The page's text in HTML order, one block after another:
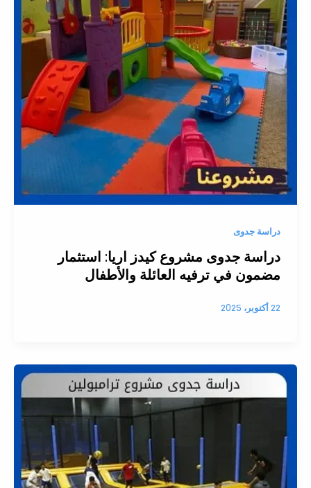
دراسة جدوى
دراسة جدوى مشروع كيدز اريا: استثمار
مضمون في ترفيه العائلة والأطفال
22 أكتوبر، 2025